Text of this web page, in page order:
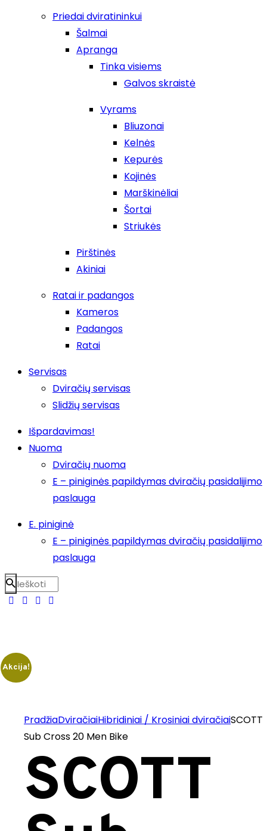
Priedai dviratininkui
Šalmai
Apranga
Tinka visiems
Galvos skraistė
Vyrams
Bliuzonai
Kelnės
Kepurės
Kojinės
Marškinėliai
Šortai
Striukės
Pirštinės
Akiniai
Ratai ir padangos
Kameros
Padangos
Ratai
Servisas
Dviračių servisas
Slidžių servisas
Išpardavimas!
Nuoma
Dviračių nuoma
E – piniginės papildymas dviračių pasidalijimo
paslauga
E. piniginė
E – piniginės papildymas dviračių pasidalijimo
paslauga
Akcija!
PradžiaDviračiaiHibridiniai / Krosiniai dviračiaiSCOTT
Sub Cross 20 Men Bike
SCOTT